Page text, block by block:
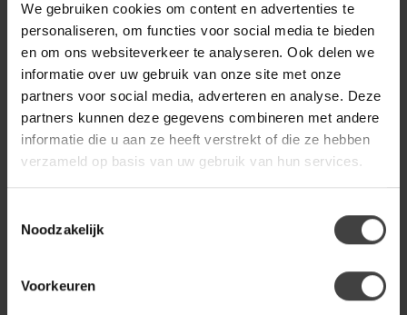
We gebruiken cookies om content en advertenties te
personaliseren, om functies voor social media te bieden
en om ons websiteverkeer te analyseren. Ook delen we
informatie over uw gebruik van onze site met onze
partners voor social media, adverteren en analyse. Deze
partners kunnen deze gegevens combineren met andere
informatie die u aan ze heeft verstrekt of die ze hebben
verzameld op basis van uw gebruik van hun services.
Noodzakelijk
Voorkeuren
Reviews
Gerelateerde producten
NIJWIE
Nijwie Salontafel Ziggy set
van 2 organisch - diverse
kleuren 499,00
2 organisch - diverse kleuren 499,00